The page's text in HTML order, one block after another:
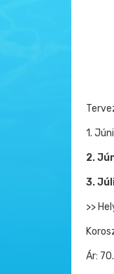
1.
2.
3.
>>
Ár: